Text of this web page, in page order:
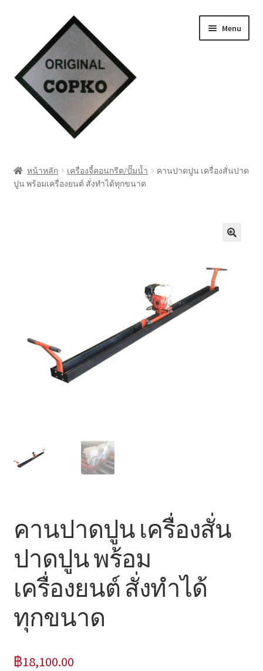
navigation
content
Menu
Cart
นโยบายการคืนเงิน
ลูกค้าของเรา
หน้าแรก COPKO
หน้าหลัก เครื่องจี้คอนกรีต/ปั๊มน้ำ
คานปาดปูน เครื่องสั่นปาด
ปูน พร้อมเครื่องยนต์ สั่งทำได้ทุกขนาด
คานปาดปูน เครื่องสั่น
ปาดปูน พร้อม
เครื่องยนต์ สั่งทำได้
ทุกขนาด
฿18,100.00